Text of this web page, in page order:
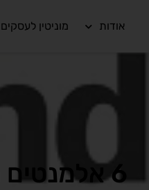
אודות מוניטין לעסקים
6 אלמנטים המשפיעים על המוניטין בתוצאות החיפוש